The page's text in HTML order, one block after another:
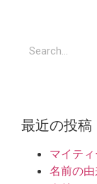
最近の投稿
マイテ
名前の